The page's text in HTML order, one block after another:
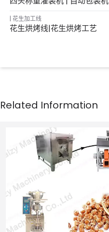
花生加工线
花生烘烤线|花生烘烤工艺